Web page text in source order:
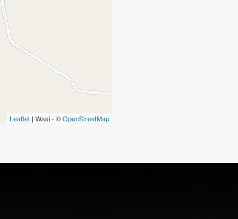
Leaflet | Wasi - ©OpenStreetMap